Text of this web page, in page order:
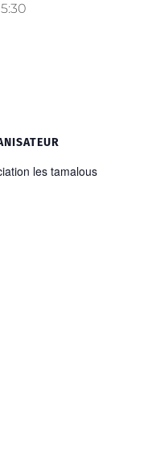
les tamalous